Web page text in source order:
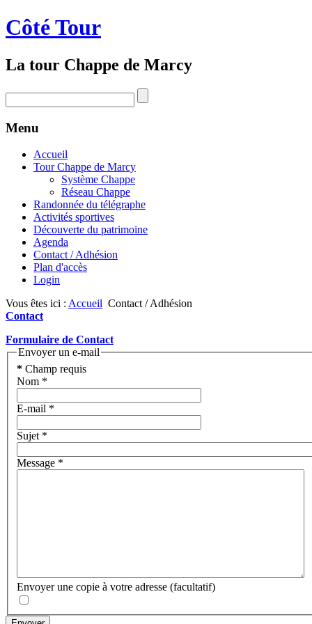
Côté Tour
La tour Chappe de Marcy
Menu
Accueil
Tour Chappe de Marcy
Système Chappe
Réseau Chappe
Randonnée du télégraphe
Activités sportives
Découverte du patrimoine
Agenda
Contact / Adhésion
Plan d'accès
Login
Vous êtes ici : Accueil Contact / Adhésion
Contact
Formulaire de Contact
Envoyer un e-mail
* Champ requis
Nom *
E-mail *
Sujet *
Message *
Envoyer une copie à votre adresse (facultatif)